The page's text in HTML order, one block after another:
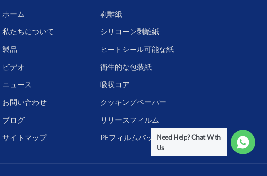
ホーム
私たちについて
製品
ビデオ
ニュース
お問い合わせ
ブログ
サイトマップ
剥離紙
シリコーン剥離紙
ヒートシール可能な紙
衛生的な包装紙
吸収コア
クッキングペーパー
リリースフィルム
PEフィルムバックシートNeed Help? Chat With
Us